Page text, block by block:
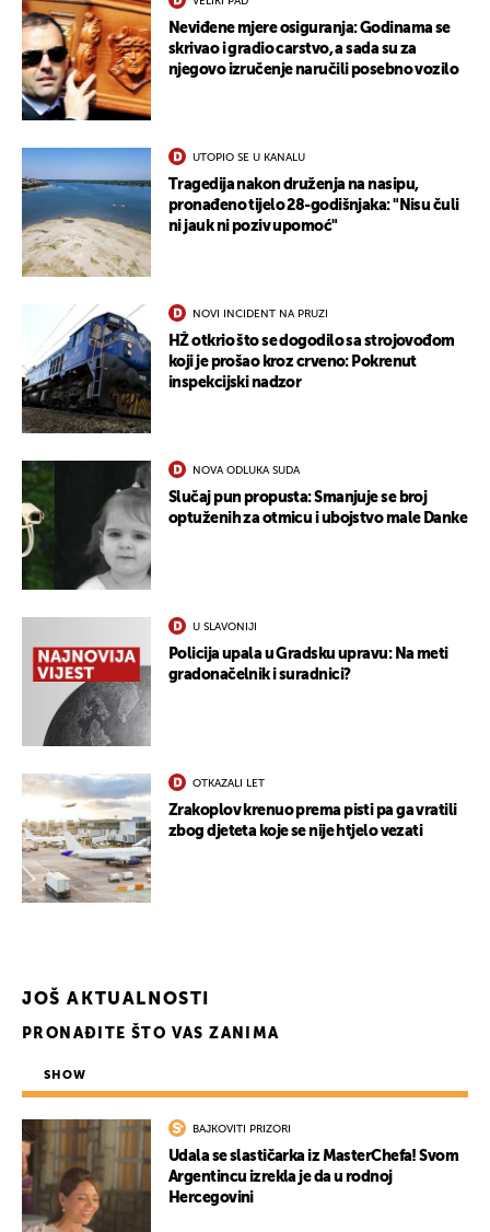
Neviđene mjere osiguranja: Godinama se
skrivao i gradio carstvo, a sada su za
njegovo izručenje naručili posebno vozilo
UTOPIO SE U KANALU
Tragedija nakon druženja na nasipu,
pronađeno tijelo 28-godišnjaka: "Nisu čuli
ni jauk ni poziv upomoć"
NOVI INCIDENT NA PRUZI
HŽ otkrio što se dogodilo sa strojovođom
koji je prošao kroz crveno: Pokrenut
inspekcijski nadzor
NOVA ODLUKA SUDA
Slučaj pun propusta: Smanjuje se broj
optuženih za otmicu i ubojstvo male Danke
U SLAVONIJI
Policija upala u Gradsku upravu: Na meti
gradonačelnik i suradnici?
OTKAZALI LET
Zrakoplov krenuo prema pisti pa ga vratili
zbog djeteta koje se nije htjelo vezati
JOŠ AKTUALNOSTI
PRONAĐITE ŠTO VAS ZANIMA
SHOW
BAJKOVITI PRIZORI
Udala se slastičarka iz MasterChefa! Svom
Argentincu izrekla je da u rodnoj
Hercegovini
UKLJUČITE NOTIFIKACIJE